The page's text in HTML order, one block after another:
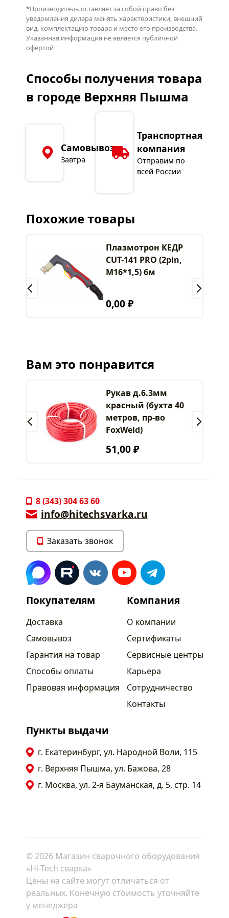
шарнирное соединение на конце
рукоятки позволяет избежать
заломов и преждевременного износа
шлейфа.
Плазмотрон — 1 шт.
Руководство по эксплуатации — 1
шт.
*Производитель оставляет за собой право без
уведомления дилера менять характеристики, внешний
вид, комплектацию товара и место его производства.
Указанная информация не является публичной
офертой
Способы получения товара
в городе Верхняя Пышма
Самовывоз
Завтра
Транспортная
компания
Отправим по
всей России
Похожие товары
Плазмотрон КЕДР
CUT-141 PRO (2pin,
M16*1,5) 6м
0,00 ₽
Вам это понравится
Рукав д.6.3мм
красный (бухта 40
метров, пр-во
FoxWeld)
51,00 ₽
8 (343) 304 63 60
info@hitechsvarka.ru
Заказать звонок
Покупателям
Доставка
Самовывоз
Гарантия на товар
Способы оплаты
Правовая информация
Компания
О компании
Сертификаты
Сервисные центры
Карьера
Сотрудничество
Контакты
Пункты выдачи
г. Екатеринбург, ул. Народной Воли, 115
г. Верхняя Пышма, ул. Бажова, 28
г. Москва, ул. 2-я Бауманская, д. 5, стр. 14
© 2026 Магазин сварочного оборудования
«Hi-Tech сварка»
Цены на сайте могут отличаться от
реальных. Конечную стоимость уточняйте
у менеджера